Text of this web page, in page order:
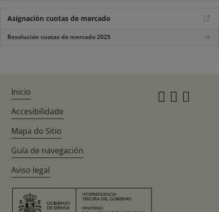
Asignación cuotas de mercado
Resolución cuotas de mercado 2025
Inicio
Accesibilidade
Mapa do Sitio
Guía de navegación
Aviso legal